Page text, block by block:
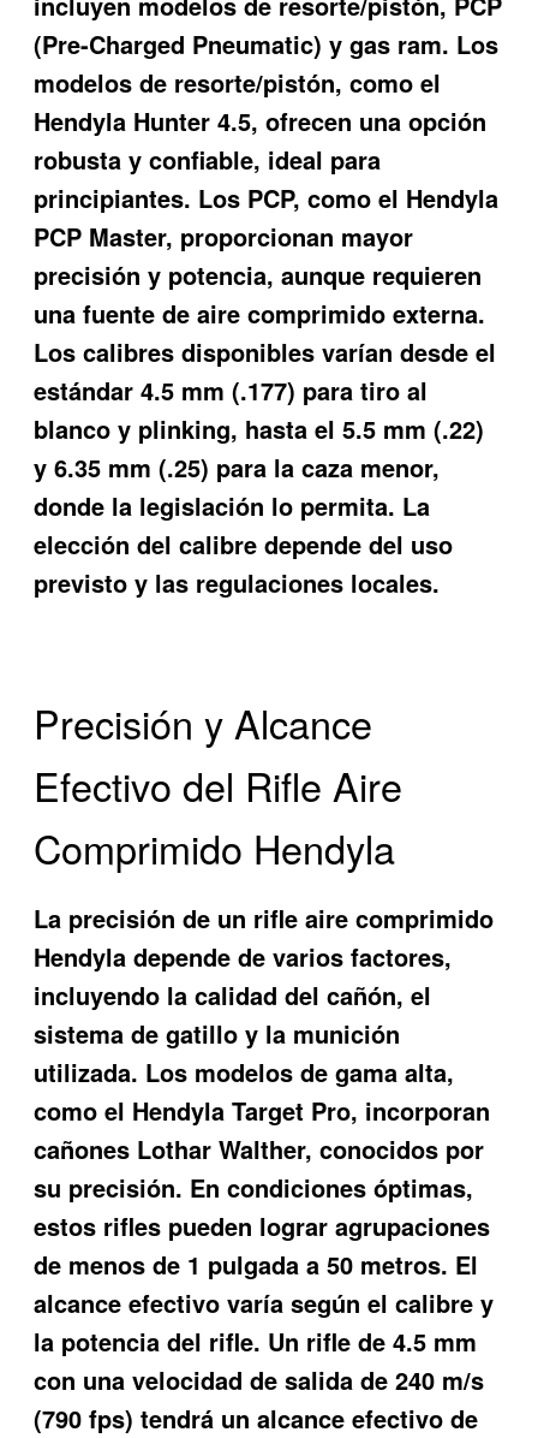
(Pre-Charged Pneumatic) y gas ram. Los
modelos de resorte/pistón, como el
Hendyla Hunter 4.5, ofrecen una opción
robusta y confiable, ideal para
principiantes. Los PCP, como el Hendyla
PCP Master, proporcionan mayor
precisión y potencia, aunque requieren
una fuente de aire comprimido externa.
Los calibres disponibles varían desde el
estándar 4.5 mm (.177) para tiro al
blanco y plinking, hasta el 5.5 mm (.22)
y 6.35 mm (.25) para la caza menor,
donde la legislación lo permita. La
elección del calibre depende del uso
previsto y las regulaciones locales.
Precisión y Alcance
Efectivo del Rifle Aire
Comprimido Hendyla
La precisión de un rifle aire comprimido
Hendyla depende de varios factores,
incluyendo la calidad del cañón, el
sistema de gatillo y la munición
utilizada. Los modelos de gama alta,
como el Hendyla Target Pro, incorporan
cañones Lothar Walther, conocidos por
su precisión. En condiciones óptimas,
estos rifles pueden lograr agrupaciones
de menos de 1 pulgada a 50 metros. El
alcance efectivo varía según el calibre y
la potencia del rifle. Un rifle de 4.5 mm
con una velocidad de salida de 240 m/s
(790 fps) tendrá un alcance efectivo de